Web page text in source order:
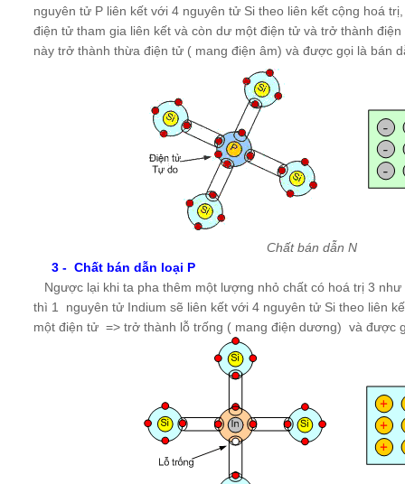
nguyên tử P liên kết với 4 nguyên tử Si theo liên kết cộng hoá
điện tử tham gia liên kết và còn dư một điện tử và trở thành
này trở thành thừa điện tử ( mang điện âm) và được gọi là bán
Chất bán dẫn N
3 - Chất bán dẫn loại P
Ngược lại khi ta pha thêm một lượng nhỏ chất có hoá trị 3
thì 1 nguyên tử Indium sẽ liên kết với 4 nguyên tử Si theo liên
một điện tử => trở thành lỗ trống ( mang điện dương) và được